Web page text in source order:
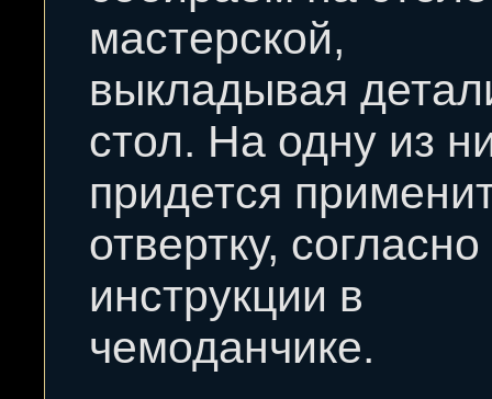
мастерской,
выкладывая
стол. На одну из
придется
отвертку, согласно
инструкции в
чемоданчике.